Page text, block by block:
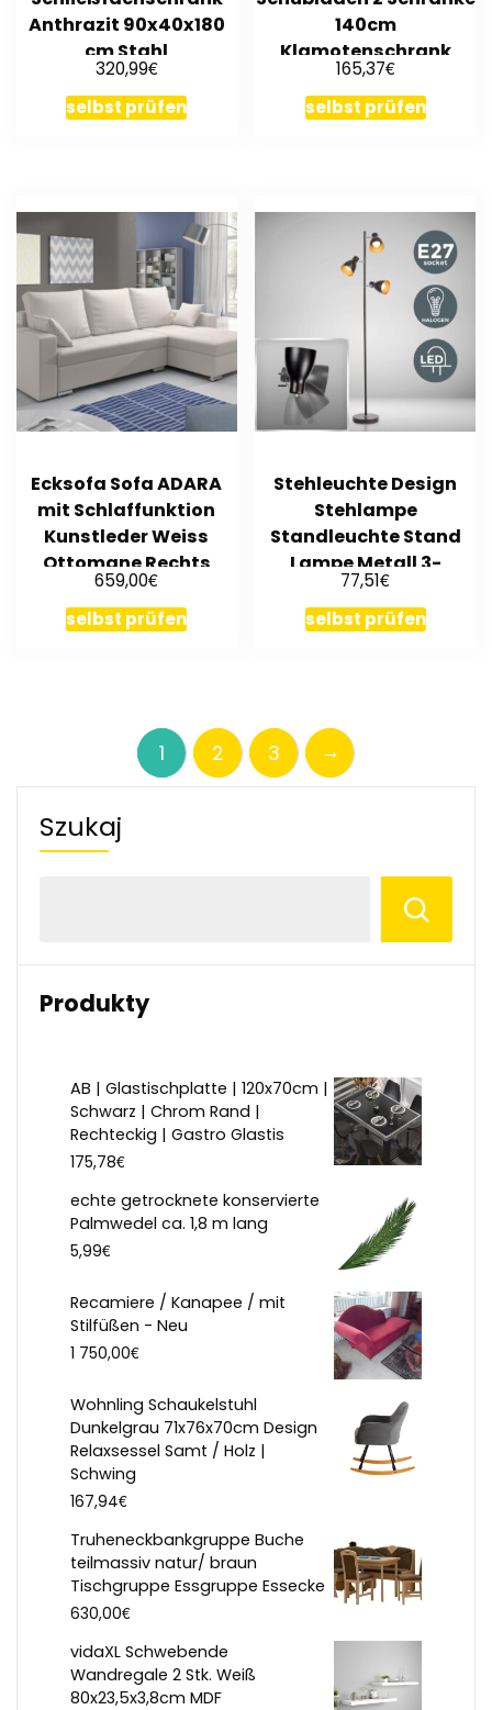
Anthrazit 90x40x180
cm Stahl
320,99€
selbst prüfen
140cm
Klamotenschrank
beton
165,37€
selbst prüfen
Ecksofa Sofa ADARA
mit Schlaffunktion
Kunstleder Weiss
Ottomane Rechts
659,00€
selbst prüfen
Stehleuchte Design
Stehlampe
Standleuchte Stand
Lampe Metall 3-
flammig schwarz
77,51€
selbst prüfen
1 2 3 →
Szukaj
Produkty
AB | Glastischplatte | 120x70cm |
Schwarz | Chrom Rand |
Rechteckig | Gastro Glastis
175,78€
echte getrocknete konservierte
Palmwedel ca. 1,8 m lang
5,99€
Recamiere / Kanapee / mit
Stilfüßen - Neu
1 750,00€
Wohnling Schaukelstuhl
Dunkelgrau 71x76x70cm Design
Relaxsessel Samt / Holz |
Schwing
167,94€
Truheneckbankgruppe Buche
teilmassiv natur/ braun
Tischgruppe Essgruppe Essecke
630,00€
vidaXL Schwebende
Wandregale 2 Stk. Weiß
80x23,5x3,8cm MDF